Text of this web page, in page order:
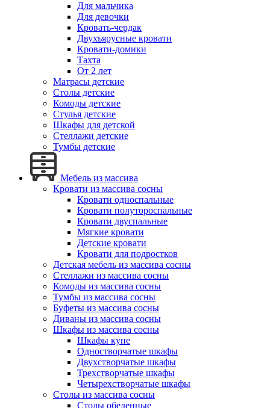
Для мальчика
Для девочки
Кровать-чердак
Двухъярусные кровати
Кровати-домики
Тахта
От 2 лет
Матрасы детские
Столы детские
Комоды детские
Стулья детские
Шкафы для детской
Стеллажи детские
Тумбы детские
Мебель из массива
Кровати из массива сосны
Кровати односпальные
Кровати полутороспальные
Кровати двуспальные
Мягкие кровати
Детские кровати
Кровати для подростков
Детская мебель из массива сосны
Стеллажи из массива сосны
Комоды из массива сосны
Тумбы из массива сосны
Буфеты из массива сосны
Диваны из массива сосны
Шкафы из массива сосны
Шкафы купе
Одностворчатые шкафы
Двухстворчатые шкафы
Трехстворчатые шкафы
Четырехстворчатые шкафы
Столы из массива сосны
Столы обеденные